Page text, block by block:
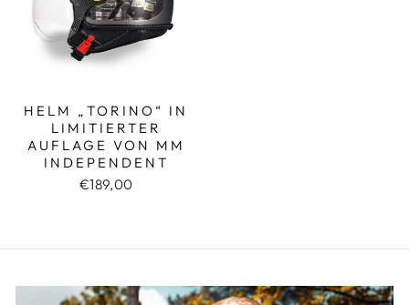
HELM „TORINO“ IN
LIMITIERTER
AUFLAGE VON MM
INDEPENDENT
€189,00